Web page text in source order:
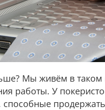
Мы живём в
работы. У